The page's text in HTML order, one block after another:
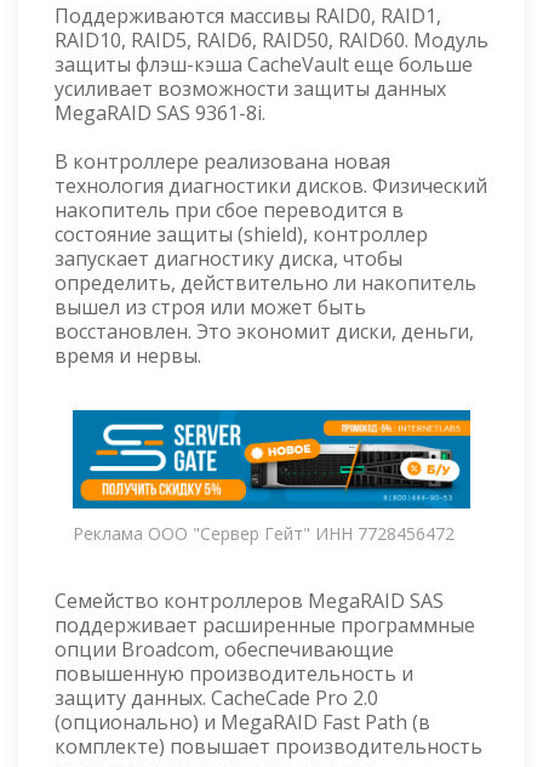
Поддерживаются массивы RAID0, RAID1,
RAID10, RAID5, RAID6, RAID50, RAID60. Модуль
защиты флэш-кэша CacheVault еще больше
усиливает возможности защиты данных
MegaRAID SAS 9361-8i.
В контроллере реализована новая
технология диагностики дисков. Физический
накопитель при сбое переводится в
состояние защиты (shield), контроллер
запускает диагностику диска, чтобы
определить, действительно ли накопитель
вышел из строя или может быть
восстановлен. Это экономит диски, деньги,
время и нервы.
Реклама ООО "Сервер Гейт" ИНН 7728456472
Семейство контроллеров MegaRAID SAS
поддерживает расширенные программные
опции Broadcom, обеспечивающие
повышенную производительность и
защиту данных. CacheCade Pro 2.0
(опционально) и MegaRAID Fast Path (в
комплекте) повышает производительность